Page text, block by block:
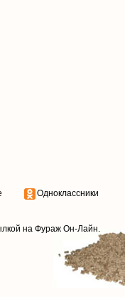
Одноклассники
на Фураж Он-Лайн.